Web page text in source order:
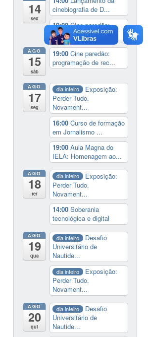
14
sex
cinebiografia de D...
19:00Cine paredão:
programação de rec...
AGO
15
sáb
19:00Cine paredão:
programação de rec...
AGO
17
seg
dia inteiro
Exposição:
Perder Tudo.
Novament...
16:00Curso de formação
em Jornalismo ...
19:00Aula Magna do
IELA: Homenagem ao...
AGO
18
ter
dia inteiro
Exposição:
Perder Tudo.
Novament...
14:00Soberania
tecnológica e digital
AGO
19
qua
dia inteiro
Desafio
Universitário de
Nautide...
dia inteiro
Exposição:
Perder Tudo.
Novament...
AGO
20
qui
dia inteiro
Desafio
Universitário de
Nautide...